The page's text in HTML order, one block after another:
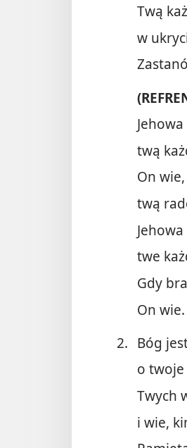
Twą
w
twą
On
twą
twe
Gdy
On wie.
2. Bóg
o
Twych
i wie,